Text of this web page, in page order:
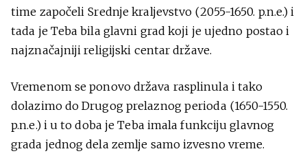
time započeli Srednje kraljevstvo (2055-1650. p.n.e.) i
tada je Teba bila glavni grad koji je ujedno postao i
najznačajniji religijski centar države.
Vremenom se ponovo država rasplinula i tako
dolazimo do Drugog prelaznog perioda (1650-1550.
p.n.e.) i u to doba je Teba imala funkciju glavnog
grada jednog dela zemlje samo izvesno vreme.